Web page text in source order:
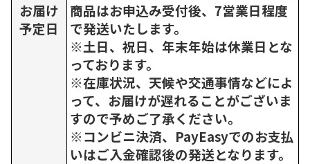
お届け
予定日
商品はお申込み受付後、7営業日程度
で発送いたします。
※土日、祝日、年末年始は休業日とな
っております。
※在庫状況、天候や交通事情などによ
って、お届けが遅れることがございま
すので予めご了承ください。
※コンビニ決済、PayEasyでのお支払
いはご入金確認後の発送となります。